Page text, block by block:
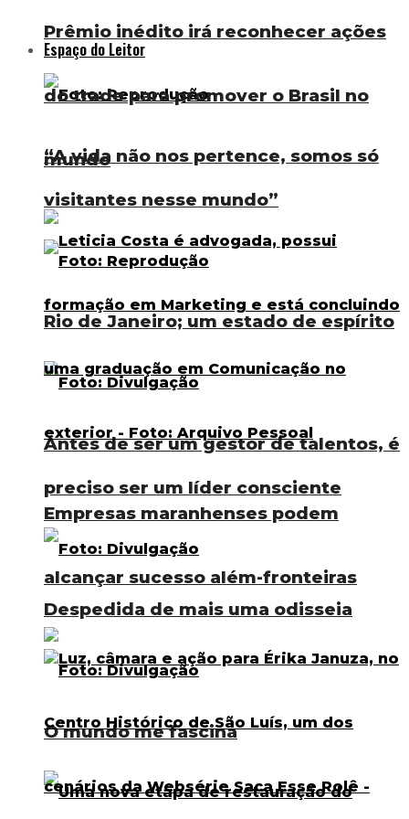
Espaço do Leitor
“A vida não nos pertence, somos só
visitantes nesse mundo”
Rio de Janeiro; um estado de espírito
Antes de ser um gestor de talentos, é
preciso ser um líder consciente
Despedida de mais uma odisseia
O mundo me fascina
Prêmio inédito irá reconhecer ações
do trade para promover o Brasil no
mundo
Empresas maranhenses podem
alcançar sucesso além-fronteiras